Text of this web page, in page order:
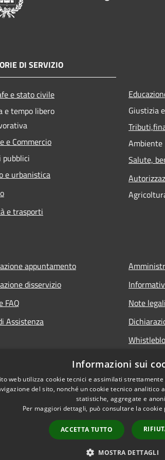
DI SERVIZIO
e stato civile
e tempo libero
e Commercio
pubblici
e urbanistica
e trasporti
Giustizia
Ambiente
Salute,
appuntamento
disservizio
FAQ
Assistenza
Note legali
Piano di
Informazioni sui
web utilizza cookie tecnici e assimilati
del sito, nonché un cookie tecnico analitico
statistiche, aggregate e
Per maggiori dettagli, può consultare la cookie
ACCETTA TUTTO
MOSTRA DETTAGLI